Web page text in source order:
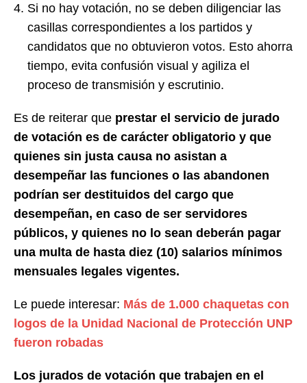
Si no hay votación, no se deben diligenciar las
casillas correspondientes a los partidos y
candidatos que no obtuvieron votos. Esto ahorra
tiempo, evita confusión visual y agiliza el
proceso de transmisión y escrutinio.
Es de reiterar que prestar el servicio de jurado
de votación es de carácter obligatorio y que
quienes sin justa causa no asistan a
desempeñar las funciones o las abandonen
podrían ser destituidos del cargo que
desempeñan, en caso de ser servidores
públicos, y quienes no lo sean deberán pagar
una multa de hasta diez (10) salarios mínimos
mensuales legales vigentes.
Le puede interesar: Más de 1.000 chaquetas con
logos de la Unidad Nacional de Protección UNP
fueron robadas
Los jurados de votación que trabajen en el